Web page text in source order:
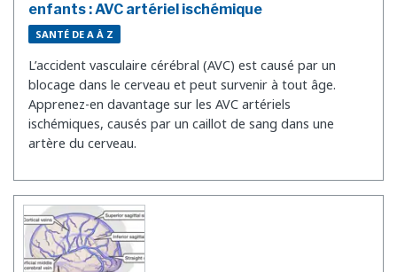
enfants : AVC artériel ischémique
SANTÉ DE A À Z
L’accident vasculaire cérébral (AVC) est causé par un
blocage dans le cerveau et peut survenir à tout âge.
Apprenez-en davantage sur les AVC artériels
ischémiques, causés par un caillot de sang dans une
artère du cerveau.